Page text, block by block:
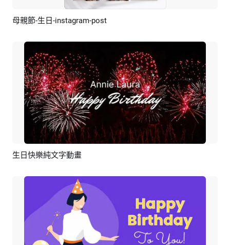
預覽
母親節-生日-instagram-post
生日快樂純文字動畫